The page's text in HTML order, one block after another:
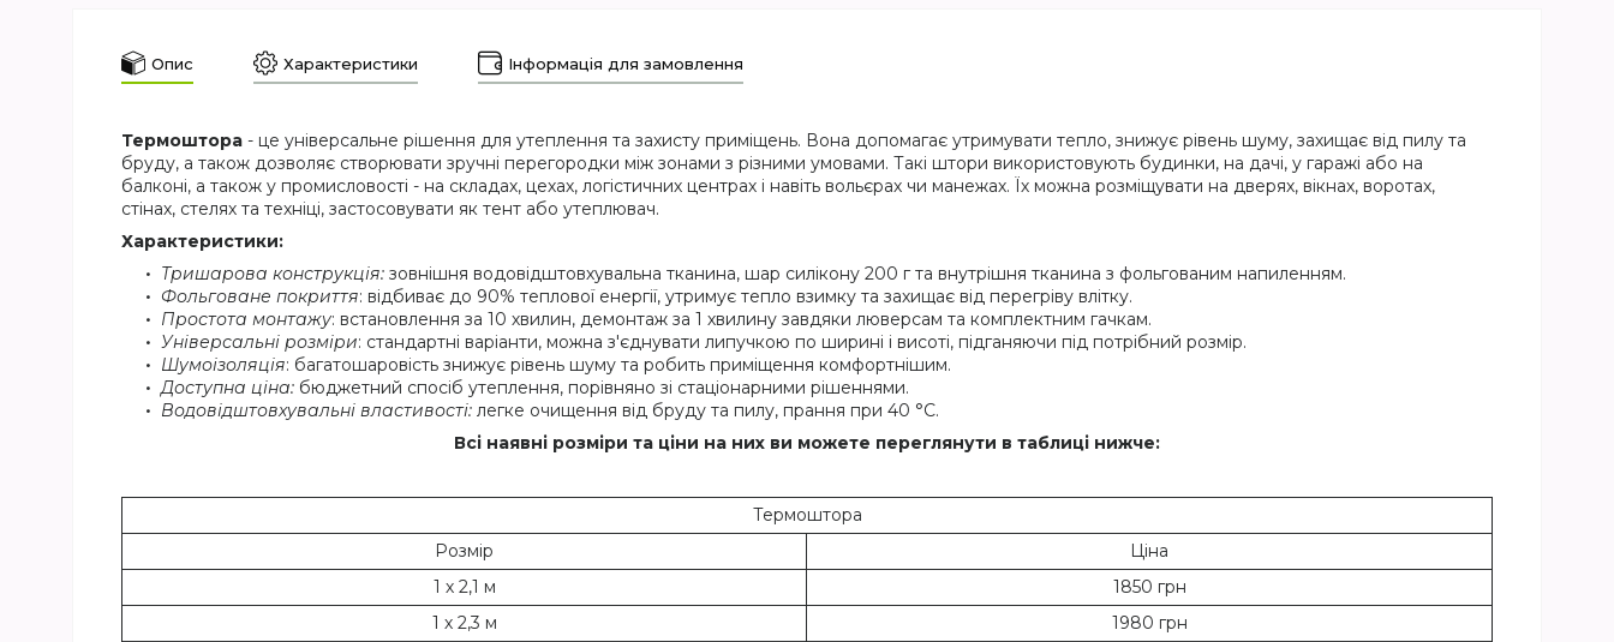
Опис Характеристики Інформація для замовлення
Термоштора - це універсальне рішення для утеплення та захисту приміщень. Вона допомагає утримувати тепло, знижує рівень шуму, захищає від пилу та
бруду, а також дозволяє створювати зручні перегородки між зонами з різними умовами. Такі штори використовують будинки, на дачі, у гаражі або на
балконі, а також у промисловості - на складах, цехах, логістичних центрах і навіть вольєрах чи манежах. Їх можна розміщувати на дверях, вікнах, воротах,
стінах, стелях та техніці, застосовувати як тент або утеплювач.
Характеристики:
Тришарова конструкція: зовнішня водовідштовхувальна тканина, шар силікону 200 г та внутрішня тканина з фольгованим напиленням.
Фольговане покриття: відбиває до 90% теплової енергії, утримує тепло взимку та захищає від перегріву влітку.
Простота монтажу: встановлення за 10 хвилин, демонтаж за 1 хвилину завдяки люверсам та комплектним гачкам.
Універсальні розміри: стандартні варіанти, можна з'єднувати липучкою по ширині і висоті, підганяючи під потрібний розмір.
Шумоізоляція: багатошаровість знижує рівень шуму та робить приміщення комфортнішим.
Доступна ціна: бюджетний спосіб утеплення, порівняно зі стаціонарними рішеннями.
Водовідштовхувальні властивості: легке очищення від бруду та пилу, прання при 40 °C.
Всі наявні розміри та ціни на них ви можете переглянути в таблиці нижче:
Термоштора
Розмір
Ціна
1 х 2,1 м
1850 грн
1 х 2,3 м
1980 грн